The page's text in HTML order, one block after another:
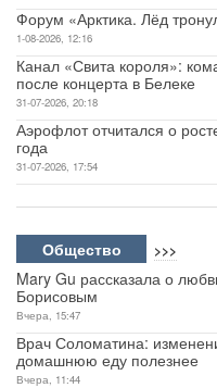
Форум «Арктика. Лёд
1-08-2026, 12:16
Канал «Свита короля»:
после концерта в Белеке
31-07-2026, 20:18
Аэрофлот отчитался о
года
31-07-2026, 17:54
Общество >>>
Mary Gu рассказала о
Борисовым
Вчера, 15:47
Врач Соломатина:
домашнюю еду полезнее
Вчера, 11:44